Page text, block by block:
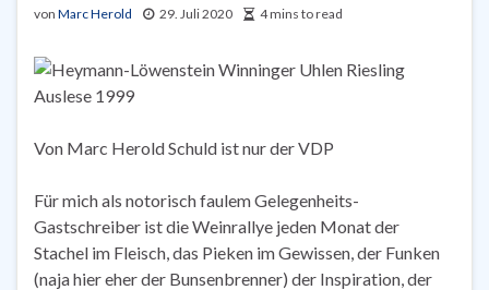
von Marc Herold 29. Juli 2020 4 mins to read
Von Marc Herold Schuld ist nur der VDP
Für mich als notorisch faulem Gelegenheits-
Gastschreiber ist die Weinrallye jeden Monat der
Stachel im Fleisch, das Pieken im Gewissen, der Funken
(naja hier eher der Bunsenbrenner) der Inspiration, der